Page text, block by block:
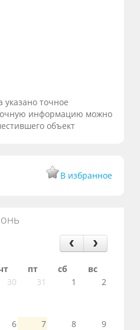
указано точное
информацию можно
объект
В избранное
пт сб
вс
30 31 1 2
6 7 8 9